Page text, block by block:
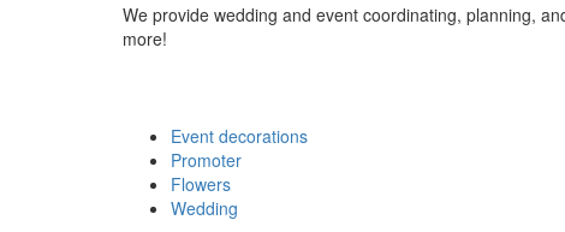
We provide wedding and event coordinating, planning,
more!
Event decorations
Promoter
Flowers
Wedding